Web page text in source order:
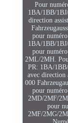
Pour
1BA/1BB/
direction
pour
1BA/1BB/
pour
2ML/2MH.
PR: 1BA/
avec direction
000
pour
2MD/2MF/
pour
2MF/2MG/